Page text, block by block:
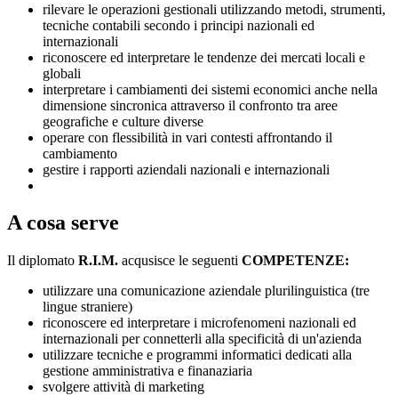
rilevare le operazioni gestionali utilizzando metodi, strumenti,
tecniche contabili secondo i principi nazionali ed
internazionali
riconoscere ed interpretare le tendenze dei mercati locali e
globali
interpretare i cambiamenti dei sistemi economici anche nella
dimensione sincronica attraverso il confronto tra aree
geografiche e culture diverse
operare con flessibilità in vari contesti affrontando il
cambiamento
gestire i rapporti aziendali nazionali e internazionali
A cosa serve
Il diplomato R.I.M. acqusisce le seguenti COMPETENZE:
utilizzare una comunicazione aziendale plurilinguistica (tre
lingue straniere)
riconoscere ed interpretare i microfenomeni nazionali ed
internazionali per connetterli alla specificità di un'azienda
utilizzare tecniche e programmi informatici dedicati alla
gestione amministrativa e finanaziaria
svolgere attività di marketing